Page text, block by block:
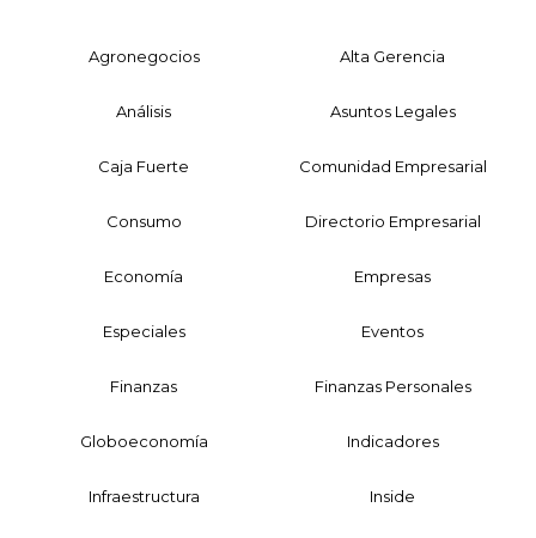
Agronegocios Alta Gerencia
Análisis Asuntos Legales
Caja Fuerte Comunidad Empresarial
Consumo Directorio Empresarial
Economía Empresas
Especiales Eventos
Finanzas Finanzas Personales
Globoeconomía Indicadores
Infraestructura Inside